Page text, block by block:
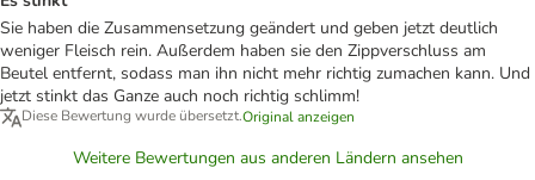
Sie haben die Zusammensetzung geändert und geben jetzt deutlich
weniger Fleisch rein. Außerdem haben sie den Zippverschluss am
Beutel entfernt, sodass man ihn nicht mehr richtig zumachen kann. Und
jetzt stinkt das Ganze auch noch richtig schlimm!
Diese Bewertung wurde übersetzt.Original anzeigen
Weitere Bewertungen aus anderen Ländern ansehen